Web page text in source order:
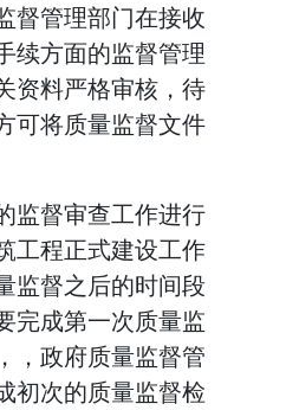
督管理部门在接收
续方面的监督管理
资料严格审核，待
可将质量监督文件
监督审查工作进行
工程正式建设工作
监督之后的时间段
完成第一次质量监
，政府质量监督管
初次的质量监督检